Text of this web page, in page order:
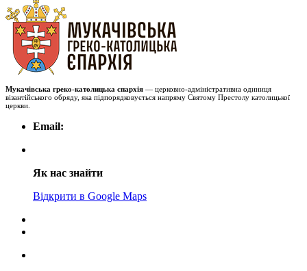
Мукачівська греко-католицька єпархія — церковно-адміністративна одиниця
візантійського обряду, яка підпорядковується напряму Святому Престолу католицької
церкви.
Email:
Як нас знайти
Відкрити в Google Maps